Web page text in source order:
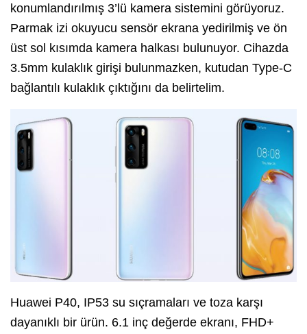
konumlandırılmış 3’lü kamera sistemini görüyoruz.
Parmak izi okuyucu sensör ekrana yedirilmiş ve ön
üst sol kısımda kamera halkası bulunuyor. Cihazda
3.5mm kulaklık girişi bulunmazken, kutudan Type-C
bağlantılı kulaklık çıktığını da belirtelim.
Huawei P40, IP53 su sıçramaları ve toza karşı
dayanıklı bir ürün. 6.1 inç değerde ekranı, FHD+